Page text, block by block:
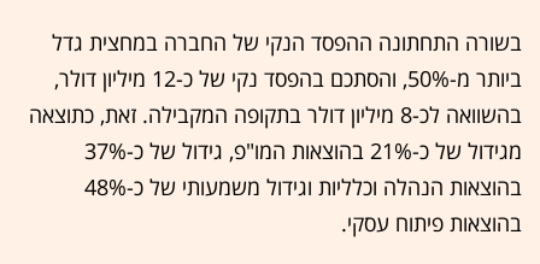
בשורה התחתונה ההפסד הנקי של החברה במחצית גדל
ביותר מ-50%, והסתכם בהפסד נקי של כ-12 מיליון דולר,
בהשוואה לכ-8 מיליון דולר בתקופה המקבילה. זאת, כתוצאה
מגידול של כ-21% בהוצאות המו"פ, גידול של כ-37%
בהוצאות הנהלה וכלליות וגידול משמעותי של כ-48%
בהוצאות פיתוח עסקי.